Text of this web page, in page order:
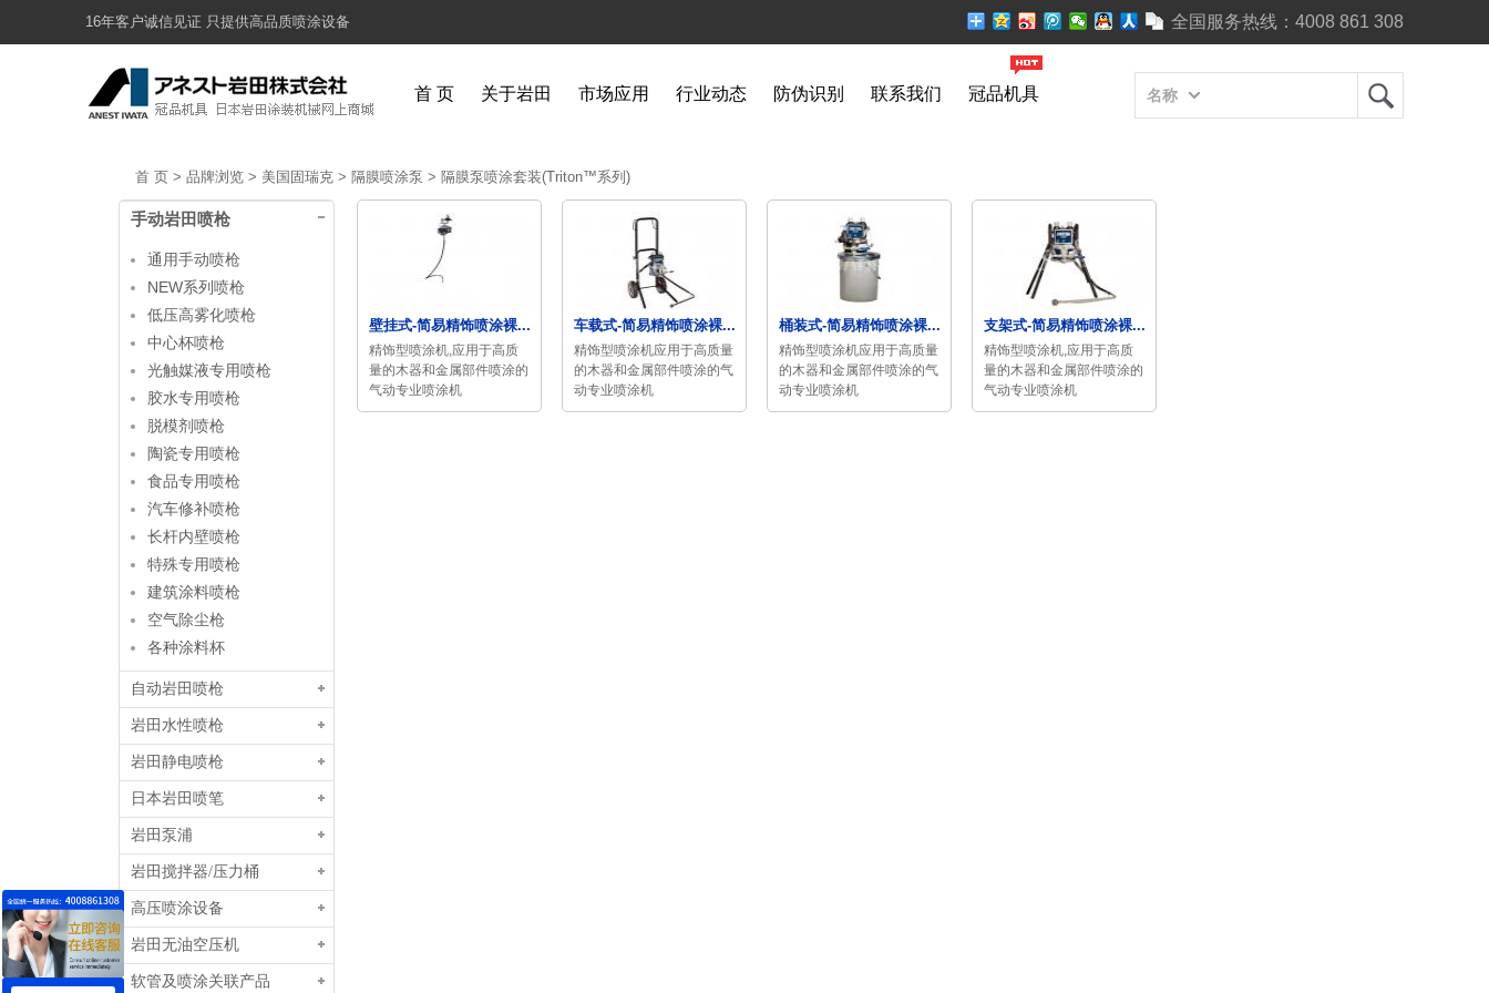
16年客户诚信见证 只提供高品质喷涂设备 全国服务热线： 4008 861 308
首 页 关于岩田 市场应用 行业动态 防伪识别 联系我们 冠品机具 名称
首 页 > 品牌浏览 > 美国固瑞克 > 隔膜喷涂泵 > 隔膜泵喷涂套装(Triton™系列)
手动岩田喷枪
通用手动喷枪
NEW系列喷枪
低压高雾化喷枪
中心杯喷枪
光触媒液专用喷枪
胶水专用喷枪
脱模剂喷枪
陶瓷专用喷枪
食品专用喷枪
汽车修补喷枪
长杆内壁喷枪
特殊专用喷枪
建筑涂料喷枪
空气除尘枪
各种涂料杯
自动岩田喷枪
岩田水性喷枪
岩田静电喷枪
日本岩田喷笔
岩田泵浦
岩田搅拌器/压力桶
高压喷涂设备
岩田无油空压机
软管及喷涂关联产品
壁挂式-简易精饰喷涂裸...
精饰型喷涂机,应用于高质
量的木器和金属部件喷涂的
气动专业喷涂机
车载式-简易精饰喷涂裸...
精饰型喷涂机应用于高质量
的木器和金属部件喷涂的气
动专业喷涂机
桶装式-简易精饰喷涂裸...
精饰型喷涂机应用于高质量
的木器和金属部件喷涂的气
动专业喷涂机
支架式-简易精饰喷涂裸...
精饰型喷涂机,应用于高质
量的木器和金属部件喷涂的
气动专业喷涂机